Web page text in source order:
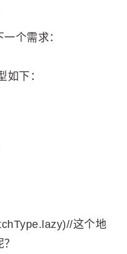
个需求：
下：
这个地